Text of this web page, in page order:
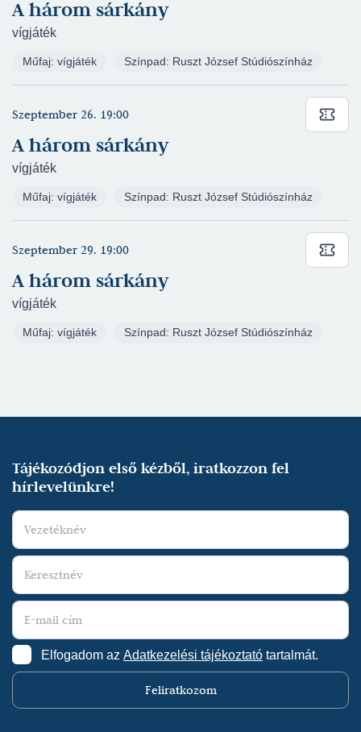
Kovács Adrián - F. Scott Fitzgerald: A nagy
Gatsby (2019/2020) - Szereplő - Vígszínház
Giuseppe Verdi: Traviata (2018/2019) - Vendég -
Molière: A fösvény (2016/2017) - Paszuly,
Harpagon szolgája - Magyar Színház
(rendező:
Lengyel Ferenc)
Színház(rendező: Juhász Róza)
Petőfi Sándor: János vitéz (2015/2016) -
Szereplő - Székesfevérvári Vörösmarty Színház
A három sárkány
vígjáték
Műfaj: vígjáték Színpad: Ruszt József Stúdiószínház
Szeptember 26. 19:00
A három sárkány
vígjáték
Műfaj: vígjáték Színpad: Ruszt József Stúdiószínház
Szeptember 29. 19:00
A három sárkány
vígjáték
Műfaj: vígjáték Színpad: Ruszt József Stúdiószínház
Tájékozódjon első kézből, iratkozzon fel
hírlevelünkre!
Elfogadom az Adatkezelési tájékoztató tartalmát.
Feliratkozom